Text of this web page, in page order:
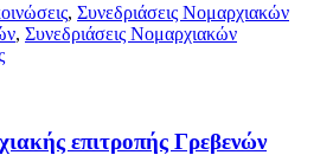
, Συνεδριάσεις Νομαρχιακών
, Συνεδριάσεις Νομαρχιακών
επιτροπής Γρεβενών